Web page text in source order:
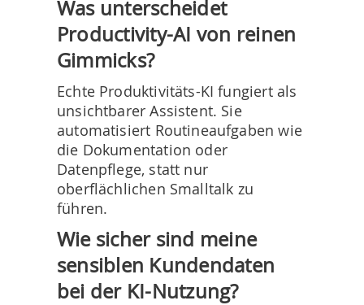
Was unterscheidet
Productivity-AI von reinen
Gimmicks?
Echte Produktivitäts-KI fungiert als
unsichtbarer Assistent. Sie
automatisiert Routineaufgaben wie
die Dokumentation oder
Datenpflege, statt nur
oberflächlichen Smalltalk zu
führen.
Wie sicher sind meine
sensiblen Kundendaten
bei der KI-Nutzung?